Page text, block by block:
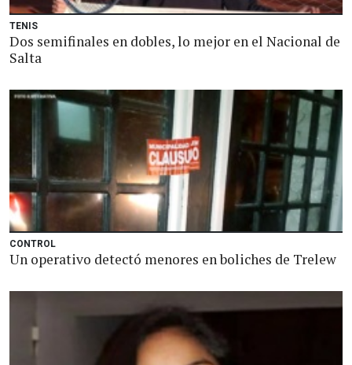
TENIS
Dos semifinales en dobles, lo mejor en el Nacional de
Salta
CONTROL
Un operativo detectó menores en boliches de Trelew